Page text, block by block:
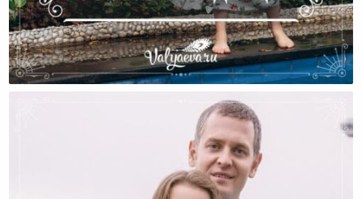
Устами Младенца